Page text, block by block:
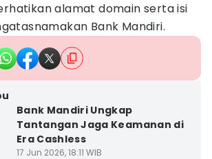
alamat domain serta isi
Bank Mandiri.
Bank Mandiri Ungkap
Tantangan Jaga Keamanan di
Era Cashless
17 Jun 2026, 18:11 WIB